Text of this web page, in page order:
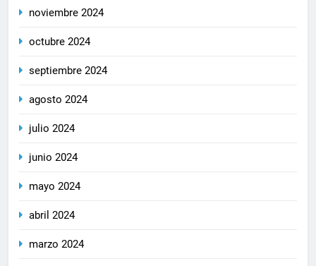
noviembre 2024
octubre 2024
septiembre 2024
agosto 2024
julio 2024
junio 2024
mayo 2024
abril 2024
marzo 2024